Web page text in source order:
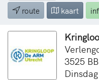
route kaart
3525